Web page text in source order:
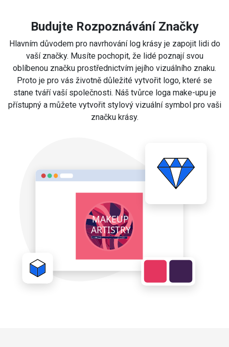
Budujte Rozpoznávání Značky
Hlavním důvodem pro navrhování log krásy je zapojit lidi do
vaší značky. Musíte pochopit, že lidé poznají svou
oblíbenou značku prostřednictvím jejího vizuálního znaku.
Proto je pro vás životně důležité vytvořit logo, které se
stane tváří vaší společnosti. Náš tvůrce loga make-upu je
přístupný a můžete vytvořit stylový vizuální symbol pro vaši
značku krásy.